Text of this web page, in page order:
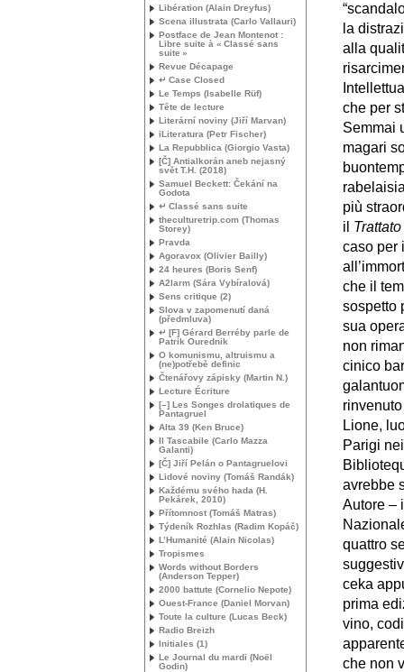
la
alla
che per
Semmai
magari
più
il Trattato
caso per
che il
sospetto
sua
non
cinico
Lione,
Parigi
avrebbe
Autore –
quattro
ceka
prima
vino,
che non
Libération (Alain Dreyfus)
Scena illustrata (Carlo Vallauri)
Postface de Jean Montenot :
Libre suite à « Classé sans
suite »
Revue Décapage
↵ Case Closed
Le Temps (Isabelle Rüf)
Tête de lecture
Literární noviny (Jiří Marvan)
iLiteratura (Petr Fischer)
La Repubblica (Giorgio Vasta)
[Č] Antialkorán aneb nejasný
svět T.H. (2018)
Samuel Beckett: Čekání na
Godota
↵ Classé sans suite
theculturetrip.com (Thomas
Storey)
Pravda
Agoravox (Olivier Bailly)
24 heures (Boris Senf)
A2larm (Sára Vybíralová)
Sens critique (2)
Slova v zapomenutí daná
(předmluva)
↵ [F] Gérard Berréby parle de
Patrik Ourednik
O komunismu, altruismu a
(ne)potřebě definic
Čtenářovy zápisky (Martin N.)
Lecture Écriture
[–] Les Songes drolatiques de
Pantagruel
Alta 39 (Ken Bruce)
Il Tascabile (Carlo Mazza
Galanti)
[Č] Jiří Pelán o Pantagruelovi
Lidové noviny (Tomáš Randák)
Každému svého hada (H.
Pekárek, 2010)
Přítomnost (Tomáš Matras)
Týdeník Rozhlas (Radim Kopáč)
L’Humanité (Alain Nicolas)
Tropismes
Words without Borders
(Anderson Tepper)
2000 battute (Cornelio Nepote)
Ouest-France (Daniel Morvan)
Toute la culture (Lucas Beck)
Radio Breizh
Initiales (1)
Le Journal du mardi (Noël
Godin)